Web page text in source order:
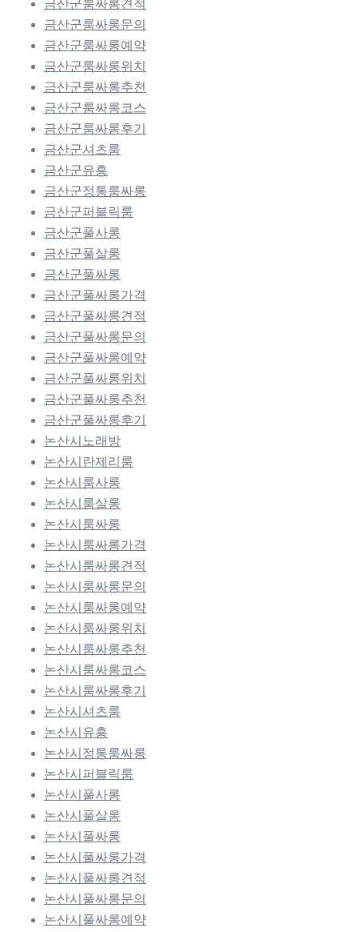
금산군룸싸롱견적
금산군룸싸롱문의
금산군룸싸롱예약
금산군룸싸롱위치
금산군룸싸롱추천
금산군룸싸롱코스
금산군룸싸롱후기
금산군셔츠룸
금산군유흥
금산군정통룸싸롱
금산군퍼블릭룸
금산군풀사롱
금산군풀살롱
금산군풀싸롱
금산군풀싸롱가격
금산군풀싸롱견적
금산군풀싸롱문의
금산군풀싸롱예약
금산군풀싸롱위치
금산군풀싸롱추천
금산군풀싸롱후기
논산시노래방
논산시란제리룸
논산시룸사롱
논산시룸살롱
논산시룸싸롱
논산시룸싸롱가격
논산시룸싸롱견적
논산시룸싸롱문의
논산시룸싸롱예약
논산시룸싸롱위치
논산시룸싸롱추천
논산시룸싸롱코스
논산시룸싸롱후기
논산시셔츠룸
논산시유흥
논산시정통룸싸롱
논산시퍼블릭룸
논산시풀사롱
논산시풀살롱
논산시풀싸롱
논산시풀싸롱가격
논산시풀싸롱견적
논산시풀싸롱문의
논산시풀싸롱예약